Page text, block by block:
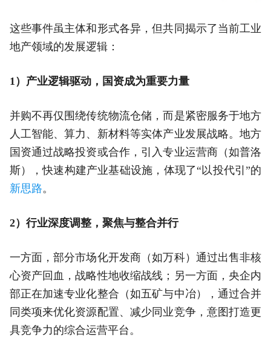
这些事件虽主体和形式各异，但共同揭示了当前工业
地产领域的发展逻辑：
1）产业逻辑驱动，国资成为重要力量
并购不再仅围绕传统物流仓储，而是紧密服务于地方
人工智能、算力、新材料等实体产业发展战略。地方
国资通过战略投资或合作，引入专业运营商（如普洛
斯），快速构建产业基础设施，体现了“以投代引”的
新思路。
2）行业深度调整，聚焦与整合并行
一方面，部分市场化开发商（如万科）通过出售非核
心资产回血，战略性地收缩战线；另一方面，央企内
部正在加速专业化整合（如五矿与中冶），通过合并
同类项来优化资源配置、减少同业竞争，意图打造更
具竞争力的综合运营平台。